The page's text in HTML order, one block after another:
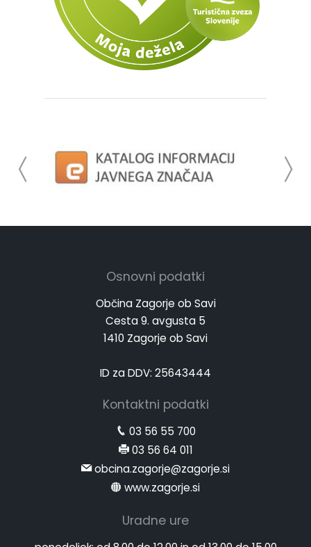
Osnovni podatki
Občina Zagorje ob Savi
Cesta 9. avgusta 5
1410 Zagorje ob Savi
ID za DDV: 25643444
Kontaktni podatki
03 56 55 700
03 56 64 011
obcina.zagorje@zagorje.si
www.zagorje.si
Uradne ure